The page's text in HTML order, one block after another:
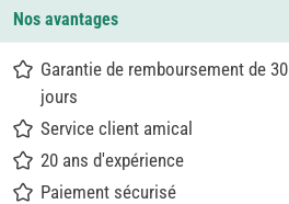
Nos avantages
Garantie de remboursement de 30
jours
Service client amical
20 ans d'expérience
Paiement sécurisé